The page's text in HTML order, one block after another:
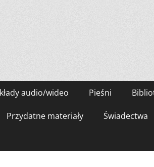
audio/wideo Pieśni
Przydatne materiały Świadectwa